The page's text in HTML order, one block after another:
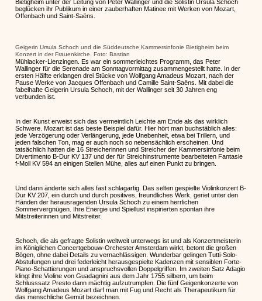
Bietigheim unter der Leitung von Peter Wallinger und die Solistin Ursula Schoch
beglücken ihr Publikum in einer zauberhaften Matinee mit Werken von Mozart,
Offenbach und Saint-Saëns.
Geigerin Ursula Schoch und die Süddeutsche Kammersinfonie Bietigheim beim
Konzert in der Frauenkirche. Foto: Bastian
Mühlacker-Lienzingen. Es war ein sommerleichtes Programm, das Peter
Wallinger für die Serenade am Sonntagvormittag zusammengestellt hatte. In der
ersten Hälfte erklangen drei Stücke von Wolfgang Amadeus Mozart, nach der
Pause Werke von Jacques Offenbach und Camille Saint-Saëns. Mit dabei die
fabelhafte Geigerin Ursula Schoch, mit der Wallinger seit 30 Jahren eng
verbunden ist.
In der Kunst erweist sich das vermeintlich Leichte am Ende als das wirklich
Schwere. Mozart ist das beste Beispiel dafür. Hier hört man buchstäblich alles:
jede Verzögerung oder Verlängerung, jede Unebenheit, etwa bei Trillern, und
jeden falschen Ton, mag er auch noch so nebensächlich erscheinen. Und
tatsächlich hatten die 16 Streicherinnen und Streicher der Kammersinfonie beim
Divertimento B-Dur KV 137 und der für Streichinstrumente bearbeiteten Fantasie
f-Moll KV 594 an einigen Stellen Mühe, alles auf einen Punkt zu bringen.
Und dann änderte sich alles fast schlagartig. Das selten gespielte Violinkonzert B-
Dur KV 207, ein durch und durch positives, freundliches Werk, geriet unter den
Händen der herausragenden Ursula Schoch zu einem herrlichen
Sommervergnügen. Ihre Energie und Spiellust inspirierten spontan ihre
Mitstreiterinnen und Mitstreiter.
Schoch, die als gefragte Solistin weltweit unterwegs ist und als Konzertmeisterin
im Königlichen Concertgebouw-Orchester Amsterdam wirkt, betont die großen
Bögen, ohne dabei Details zu vernachlässigen. Wunderbar gelingen Tutti-Solo-
Abstufungen und drei federleicht herausgespielte Kadenzen mit sensiblen Forte-
Piano-Schattierungen und anspruchsvollen Doppelgriffen. Im zweiten Satz Adagio
klingt ihre Violine von Guadagnini aus dem Jahr 1755 silbern, um beim
Schlusssatz Presto dann mächtig aufzutrumpfen. Die fünf Geigenkonzerte von
Wolfgang Amadeus Mozart darf man mit Fug und Recht als Therapeutikum für
das menschliche Gemüt bezeichnen.